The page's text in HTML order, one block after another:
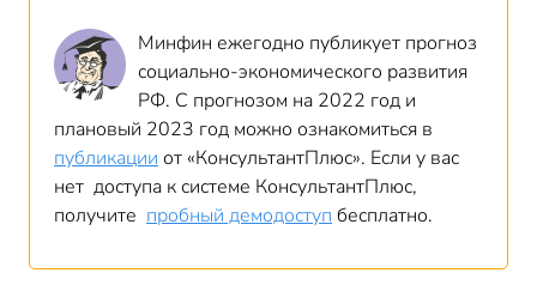
Минфин ежегодно публикует прогноз
социально-экономического развития
РФ. С прогнозом на 2022 год и
плановый 2023 год можно ознакомиться в
публикации от «КонсультантПлюс». Если у вас
нет доступа к системе КонсультантПлюс,
получите пробный демодоступ бесплатно.